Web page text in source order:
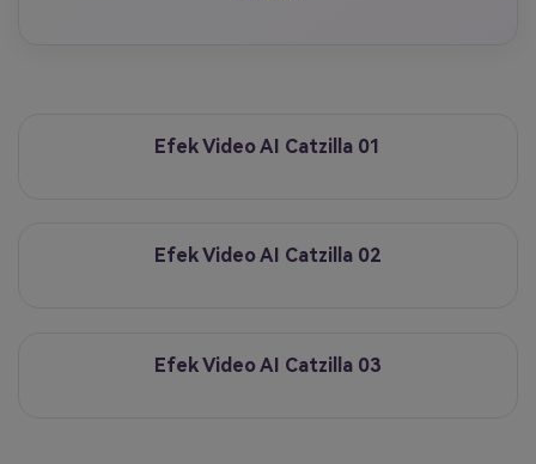
Efek Video AI Catzilla 01
Efek Video AI Catzilla 02
Efek Video AI Catzilla 03